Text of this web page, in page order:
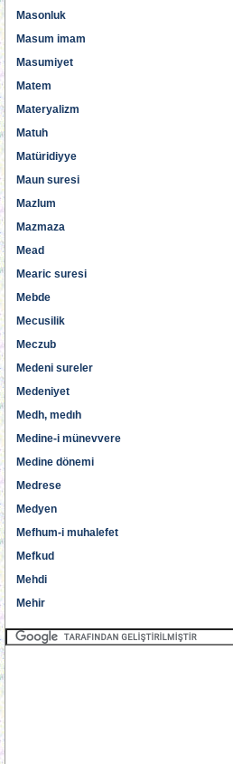
Masonluk
Masum imam
Masumiyet
Matem
Materyalizm
Matuh
Matüridiyye
Maun suresi
Mazlum
Mazmaza
Mead
Mearic suresi
Mebde
Mecusilik
Meczub
Medeni sureler
Medeniyet
Medh, medıh
Medine-i münevvere
Medine dönemi
Medrese
Medyen
Mefhum-i muhalefet
Mefkud
Mehdi
Mehir